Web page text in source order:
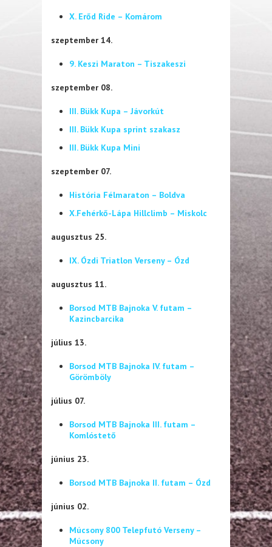
X. Erőd Ride – Komárom
szeptember 14.
9. Keszi Maraton – Tiszakeszi
szeptember 08.
III. Bükk Kupa – Jávorkút
III. Bükk Kupa sprint szakasz
III. Bükk Kupa Mini
szeptember 07.
História Félmaraton – Boldva
X.Fehérkő-Lápa Hillclimb – Miskolc
augusztus 25.
IX. Ózdi Triatlon Verseny – Ózd
augusztus 11.
Borsod MTB Bajnoka V. futam –
Kazincbarcika
július 13.
Borsod MTB Bajnoka IV. futam –
Görömböly
július 07.
Borsod MTB Bajnoka III. futam –
Komlóstető
június 23.
Borsod MTB Bajnoka II. futam – Ózd
június 02.
Múcsony 800 Telepfutó Verseny –
Múcsony